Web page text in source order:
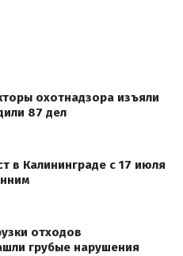
охотнадзора изъяли
87 дел
в Калининграде с 17 июля
отходов
грубые нарушения